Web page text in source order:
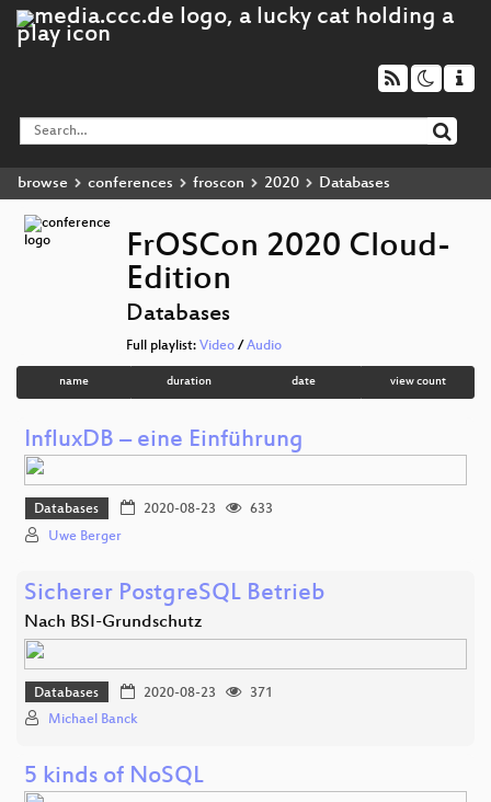
browse conferences froscon 2020 Databases
FrOSCon 2020 Cloud-
Edition
Databases
Full playlist: Video/ Audio
name duration date view count
InfluxDB – eine Einführung
Databases 2020-08-23
633
Uwe Berger
Sicherer PostgreSQL Betrieb
Nach BSI-Grundschutz
Databases 2020-08-23
371
Michael Banck
5 kinds of NoSQL